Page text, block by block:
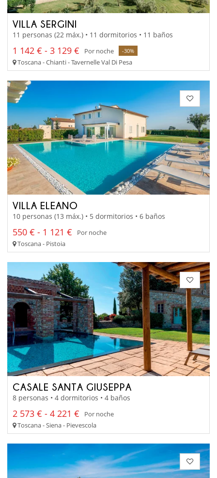
VILLA SERGINI
11 personas (22 máx.) • 11 dormitorios • 11 baños
1 142 € - 3 129 € Por noche -30%
Toscana - Chianti - Tavernelle Val Di Pesa
VILLA ELEANO
10 personas (13 máx.) • 5 dormitorios • 6 baños
550 € - 1 121 €
Por noche
Toscana - Pistoia
CASALE SANTA GIUSEPPA
8 personas • 4 dormitorios • 4 baños
2 573 € - 4 221 €
Por noche
Toscana - Siena - Pievescola